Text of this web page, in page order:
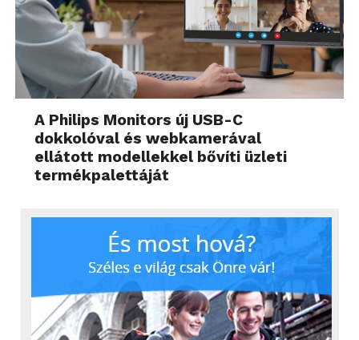
A Philips Monitors új USB-C
dokkolóval és webkamerával
ellátott modellekkel bővíti üzleti
termékpalettáját